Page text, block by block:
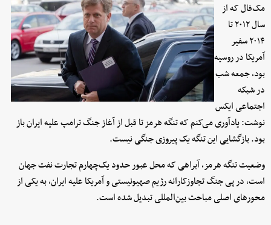
مک‌فال که از
سال ۲۰۱۲ تا
۲۰۱۴ سفیر
آمریکا در روسیه
بود، جمعه شب
در شبکه
اجتماعی ایکس
نوشت: یادآوری می‌کنم که تنگه هرمز تا قبل از آغاز جنگ ترامپ علیه ایران باز
بود. بازگشایی این تنگه یک پیروزی جنگی نیست.
وضعیت تنگه هرمز، آبراهی که محل عبور حدود یک‌چهارم تجارت نفت جهان
است، در پی جنگ تجاوزکارانه رژیم صهیونیستی و آمریکا علیه ایران، به یکی از
محورهای اصلی مباحث بین‌المللی تبدیل شده است.